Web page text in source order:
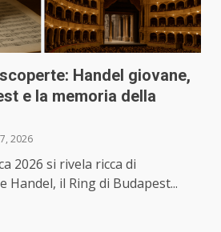
Handel giovane,
e la memoria della
2026
2026 si rivela ricca di
Handel, il Ring di Budapest...